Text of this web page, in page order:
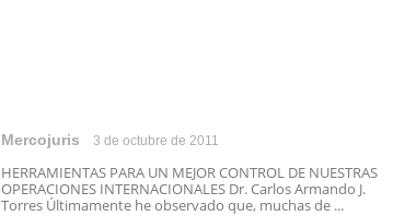
Mercojuris 3 de octubre de 2011
HERRAMIENTAS PARA UN MEJOR CONTROL DE NUESTRAS
OPERACIONES INTERNACIONALES Dr. Carlos Armando J.
Torres Últimamente he observado que, muchas de ...